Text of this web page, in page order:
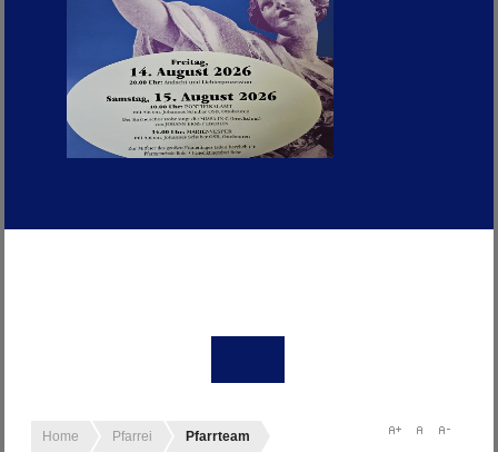
Home Pfarrei Pfarrteam